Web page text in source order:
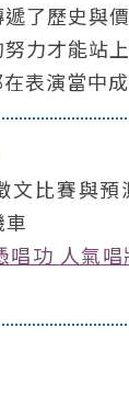
了歷史與
力才能站
表演當中
文比賽與
唱功 人氣